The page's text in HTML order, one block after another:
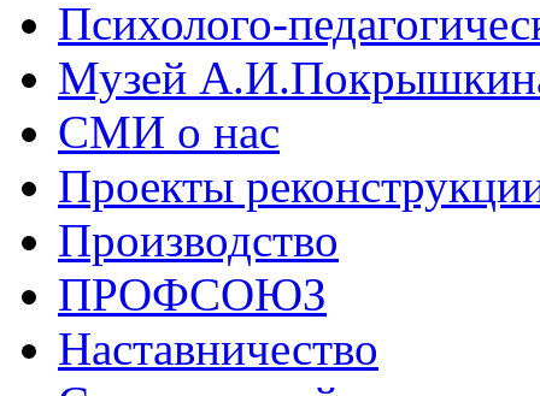
Психолого-
Музей
СМИ о нас
Проекты
Производство
ПРОФСОЮЗ
Наставничество